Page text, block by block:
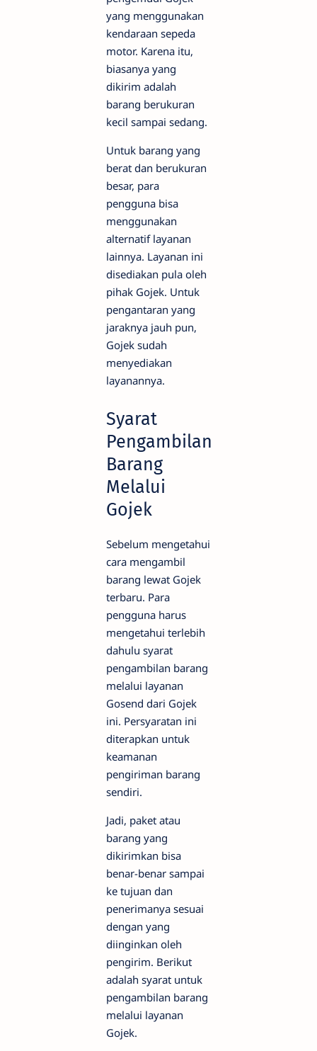
yang menggunakan
kendaraan sepeda
motor. Karena itu,
biasanya yang
dikirim adalah
barang berukuran
kecil sampai sedang.
Untuk barang yang
berat dan berukuran
besar, para
pengguna bisa
menggunakan
alternatif layanan
lainnya. Layanan ini
disediakan pula oleh
pihak Gojek. Untuk
pengantaran yang
jaraknya jauh pun,
Gojek sudah
menyediakan
layanannya.
Syarat
Pengambilan
Barang
Melalui
Gojek
Sebelum mengetahui
cara mengambil
barang lewat Gojek
terbaru. Para
pengguna harus
mengetahui terlebih
dahulu syarat
pengambilan barang
melalui layanan
Gosend dari Gojek
ini. Persyaratan ini
diterapkan untuk
keamanan
pengiriman barang
sendiri.
Jadi, paket atau
barang yang
dikirimkan bisa
benar-benar sampai
ke tujuan dan
penerimanya sesuai
dengan yang
diinginkan oleh
pengirim. Berikut
adalah syarat untuk
pengambilan barang
melalui layanan
Gojek.